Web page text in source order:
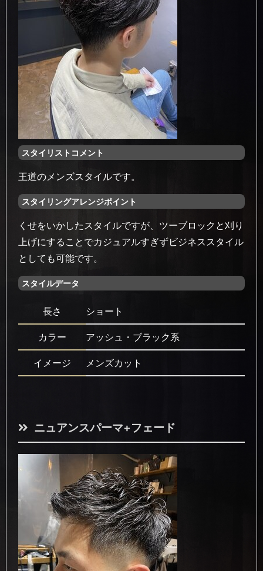
スタイリストコメント
王道のメンズスタイルです。
スタイリングアレンジポイント
くせをいかしたスタイルですが、ツーブロックと刈り
上げにすることでカジュアルすぎずビジネススタイル
としても可能です。
スタイルデータ
長さ ショート
カラー アッシュ・ブラック系
イメージ メンズカット
ニュアンスパーマ+フェード